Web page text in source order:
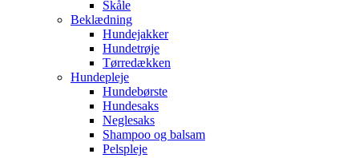
Skåle
Beklædning
Hundejakker
Hundetrøje
Tørredækken
Hundepleje
Hundebørste
Hundesaks
Neglesaks
Shampoo og balsam
Pelspleje